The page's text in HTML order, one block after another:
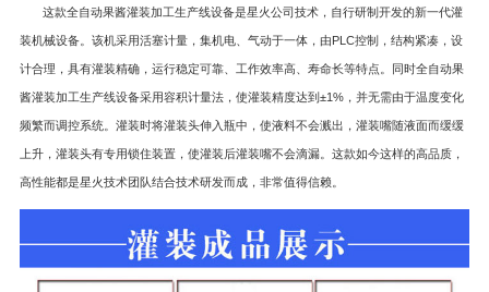
这款全自动果酱灌装加工生产线设备是星火公司技术，自行研制开发的新一代灌
装机械设备。该机采用活塞计量，集机电、气动于一体，由PLC控制，结构紧凑，设
计合理，具有灌装精确，运行稳定可靠、工作效率高、寿命长等特点。同时全自动果
酱灌装加工生产线设备采用容积计量法，使灌装精度达到±1%，并无需由于温度变化
频繁而调控系统。灌装时将灌装头伸入瓶中，使液料不会溅出，灌装嘴随液面而缓缓
上升，灌装头有专用锁住装置，使灌装后灌装嘴不会滴漏。这款如今这样的高品质，
高性能都是星火技术团队结合技术研发而成，非常值得信赖。